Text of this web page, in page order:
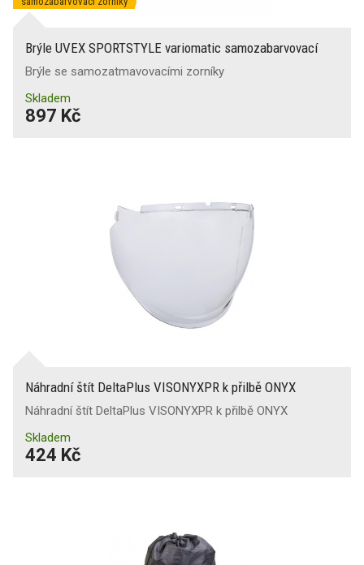
Brýle UVEX SPORTSTYLE variomatic samozabarvovací
Brýle se samozatmavovacími zorníky
Skladem
897 Kč
Náhradní štít DeltaPlus VISONYXPR k přilbě ONYX
Náhradní štít DeltaPlus VISONYXPR k přilbě ONYX
Skladem
424 Kč